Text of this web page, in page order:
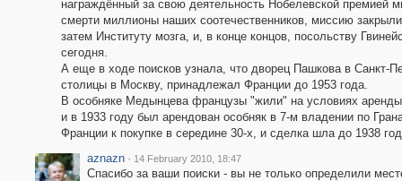
награждённый за свою деятельность Нобелевской премией
смерти миллионы наших соотечественников, миссию
затем Институту мозга, и, в конце концов, посольству
сегодня.
А еще в ходе поисков узнала, что дворец Пашкова в Санкт-
столицы в Москву, принадлежал Франции до 1953 года.
В особняке Медынцева французы "жили" на условиях
и в 1933 году был арендован особняк в 7-м владении по
Франции к покупке в середине 30-х, и сделка шла до 1938
aznazn · 14 February 2010, 18:47
Спасибо за ваши поиски - вы не только определили